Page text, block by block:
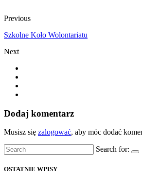
Previous
Szkolne Koło Wolontariatu
Next
Dodaj komentarz
Musisz się zalogować, aby móc dodać
Search for:
OSTATNIE WPISY